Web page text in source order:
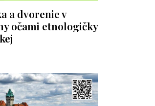
a dvorenie v
očami etnologičky